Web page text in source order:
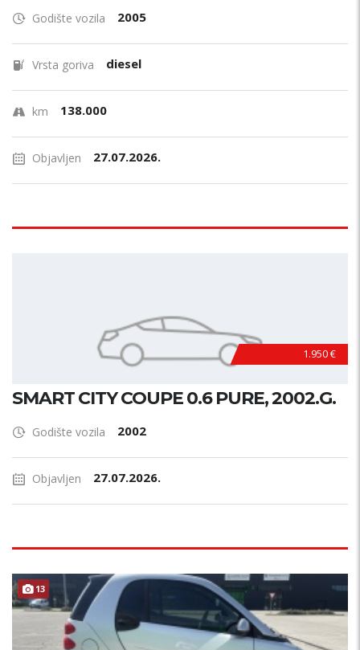
Godište vozila 2005
Vrsta goriva diesel
km 138.000
Objavljen 27.07.2026.
1.950 €
SMART CITY COUPE 0.6 PURE, 2002.G.
Godište vozila 2002
Objavljen 27.07.2026.
13